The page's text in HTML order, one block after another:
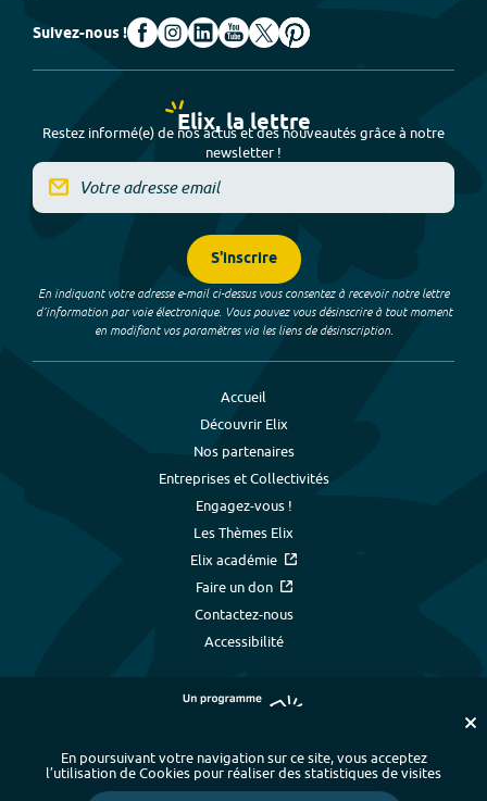
Suivez-nous !
Elix, la lettre
Restez informé(e) de nos actus et des nouveautés grâce à notre
newsletter !
S'inscrire
En indiquant votre adresse e-mail ci-dessus vous consentez à recevoir notre lettre
d’information par voie électronique. Vous pouvez vous désinscrire à tout moment
en modifiant vos paramètres via les liens de désinscription.
Accueil
Découvrir Elix
Nos partenaires
Entreprises et Collectivités
Engagez-vous !
Les Thèmes Elix
Elix académie
Faire un don
Contactez-nous
Accessibilité
Plan du site - Index alphabétique -
En poursuivant votre navigation sur ce site, vous acceptez
l’utilisation de Cookies pour réaliser des statistiques de visites